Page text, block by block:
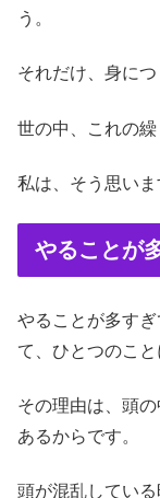
う。
それだけ、身に
世の中、これの繰
私は、そう思いま
やることが
やることが多す
て、ひとつのこ
その理由は、頭
あるからです。
頭が混乱している